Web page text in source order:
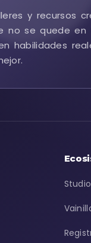
y recursos
no se quede
habilidades